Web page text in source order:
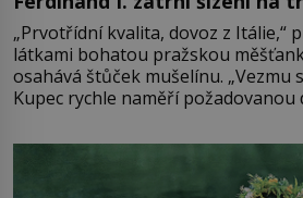
„Prvotřídní kvalita, dovoz z Itálie,“
látkami bohatou pražskou
osahává štůček mušelínu. „Vezmu
Kupec rychle naměří požadovanou
milostpaní. Stačí jenom na sukni,“
množství růžového mušelínu.
Vezme do ruky dřevěnou